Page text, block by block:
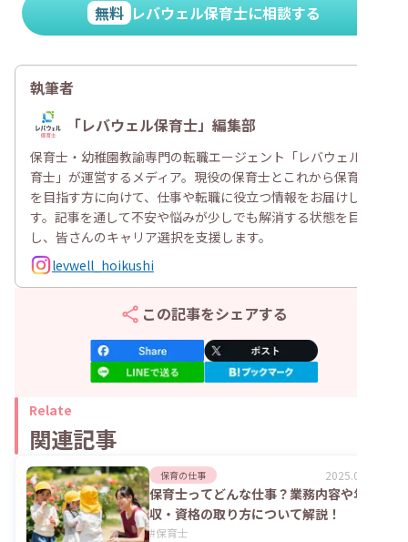
無料 レバウェル保育士に相談する
執筆者
「レバウェル保育士」編集部
保育士・幼稚園教諭専門の転職エージェント「レバウェル保
育士」が運営するメディア。現役の保育士とこれから保育士
を目指す方に向けて、仕事や転職に役立つ情報をお届けしま
す。記事を通して不安や悩みが少しでも解消する状態を目指
し、皆さんのキャリア選択を支援します。
levwell_hoikushi
この記事をシェアする
Relate
関連記事
保育の仕事 2025.06.02
保育士ってどんな仕事？業務内容や年
収・資格の取り方について解説！
#保育士